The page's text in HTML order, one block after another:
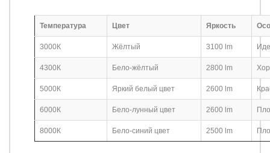
Температура Цвет Яркость
3000К Жёлтый 3100 lm
4300К Бело-жёлтый 2800 lm
5000К Яркий белый цвет 2600 lm
6000К Бело-лунный цвет 2600 lm
8000К Бело-синий цвет 2500 lm